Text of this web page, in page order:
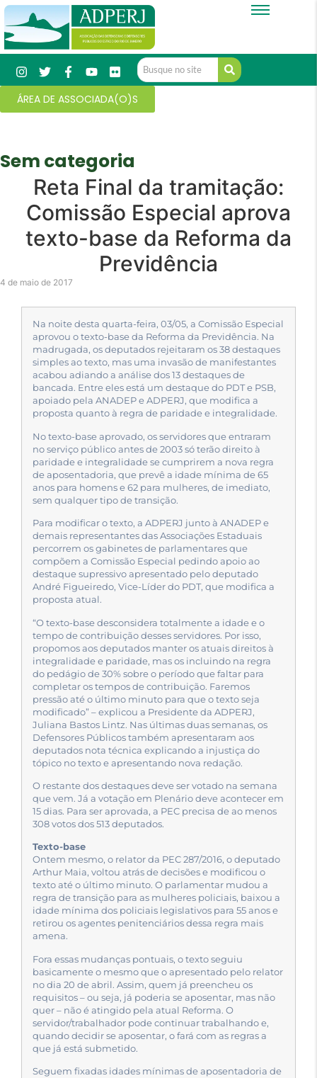
ÁREA DE ASSOCIADA(O)S
Sem categoria
Reta Final da tramitação:
Comissão Especial aprova
texto-base da Reforma da
Previdência
4 de maio de 2017
Na noite desta quarta-feira, 03/05, a Comissão Especial
aprovou o texto-base da Reforma da Previdência. Na
madrugada, os deputados rejeitaram os 38 destaques
simples ao texto, mas uma invasão de manifestantes
acabou adiando a análise dos 13 destaques de
bancada. Entre eles está um destaque do PDT e PSB,
apoiado pela ANADEP e ADPERJ, que modifica a
proposta quanto à regra de paridade e integralidade.
No texto-base aprovado, os servidores que entraram
no serviço público antes de 2003 só terão direito à
paridade e integralidade se cumprirem a nova regra
de aposentadoria, que prevê a idade mínima de 65
anos para homens e 62 para mulheres, de imediato,
sem qualquer tipo de transição.
Para modificar o texto, a ADPERJ junto à ANADEP e
demais representantes das Associações Estaduais
percorrem os gabinetes de parlamentares que
compõem a Comissão Especial pedindo apoio ao
destaque supressivo apresentado pelo deputado
André Figueiredo, Vice-Líder do PDT, que modifica a
proposta atual.
“O texto-base desconsidera totalmente a idade e o
tempo de contribuição desses servidores. Por isso,
propomos aos deputados manter os atuais direitos à
integralidade e paridade, mas os incluindo na regra
do pedágio de 30% sobre o período que faltar para
completar os tempos de contribuição. Faremos
pressão até o último minuto para que o texto seja
modificado” – explicou a Presidente da ADPERJ,
Juliana Bastos Lintz. Nas últimas duas semanas, os
Defensores Públicos também apresentaram aos
deputados nota técnica explicando a injustiça do
tópico no texto e apresentando nova redação.
O restante dos destaques deve ser votado na semana
que vem. Já a votação em Plenário deve acontecer em
15 dias. Para ser aprovada, a PEC precisa de ao menos
308 votos dos 513 deputados.
Texto-base
Ontem mesmo, o relator da PEC 287/2016, o deputado
Arthur Maia, voltou atrás de decisões e modificou o
texto até o último minuto. O parlamentar mudou a
regra de transição para as mulheres policiais, baixou a
idade mínima dos policiais legislativos para 55 anos e
retirou os agentes penitenciários dessa regra mais
amena.
Fora essas mudanças pontuais, o texto seguiu
basicamente o mesmo que o apresentado pelo relator
no dia 20 de abril. Assim, quem já preencheu os
requisitos – ou seja, já poderia se aposentar, mas não
quer – não é atingido pela atual Reforma. O
servidor/trabalhador pode continuar trabalhando e,
quando decidir se aposentar, o fará com as regras a
que já está submetido.
Seguem fixadas idades mínimas de aposentadoria de